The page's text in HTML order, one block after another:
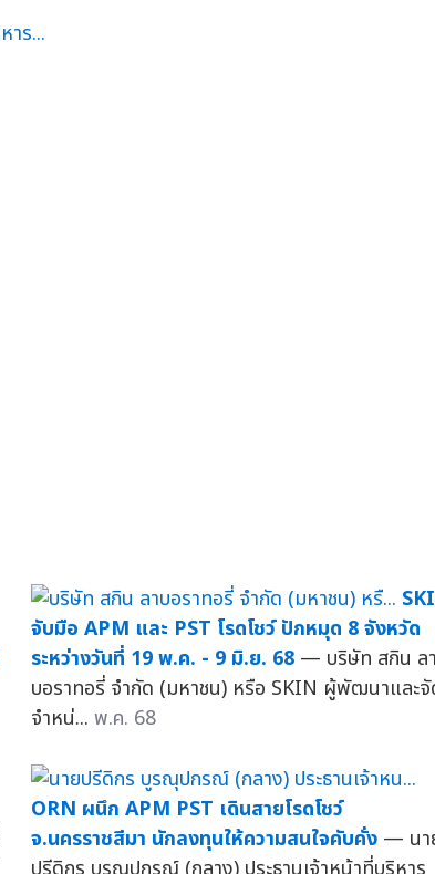
จับมือ APM และ PST โรดโชว์ ปักหมุด 8 จังหวัด
ระหว่างวันที่ 19 พ.ค. - 9 มิ.ย. 68 — บริษัท สกิน ลา
บอราทอรี่ จำกัด (มหาชน) หรือ SKIN ผู้พัฒนาและ
จำหน่... พ.ค. 68
ORN ผนึก APM PST เดินสายโรดโชว์
จ.นครราชสีมา นักลงทุนให้ความสนใจคับคั่ง — นา